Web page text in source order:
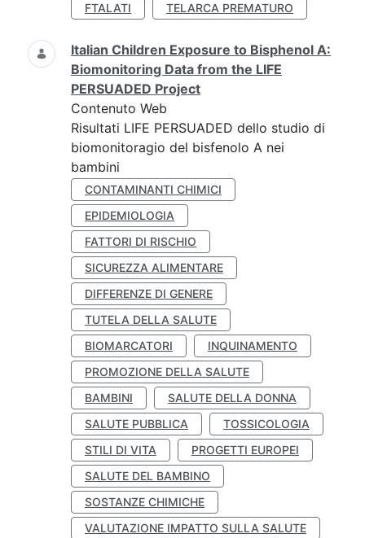
FTALATI
TELARCA PREMATURO
Italian Children Exposure to Bisphenol A:
Biomonitoring Data from the LIFE
PERSUADED Project
Contenuto Web
Risultati LIFE PERSUADED dello studio di
biomonitoragio del bisfenolo A nei
bambini
CONTAMINANTI CHIMICI
EPIDEMIOLOGIA
FATTORI DI RISCHIO
SICUREZZA ALIMENTARE
DIFFERENZE DI GENERE
TUTELA DELLA SALUTE
BIOMARCATORI
INQUINAMENTO
PROMOZIONE DELLA SALUTE
BAMBINI
SALUTE DELLA DONNA
SALUTE PUBBLICA
TOSSICOLOGIA
STILI DI VITA
PROGETTI EUROPEI
SALUTE DEL BAMBINO
SOSTANZE CHIMICHE
VALUTAZIONE IMPATTO SULLA SALUTE